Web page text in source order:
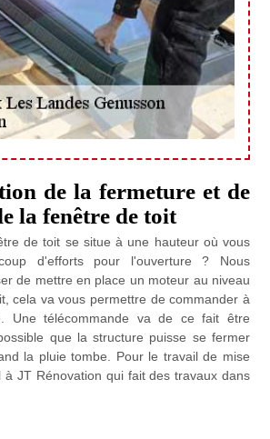
de la fermeture et de
la fenêtre de toit
de toit se situe à une hauteur où vous
d'efforts pour l'ouverture ? Nous
de mettre en place un moteur au niveau
cela va vous permettre de commander à
Une télécommande va de ce fait être
que la structure puisse se fermer
la pluie tombe. Pour le travail de mise
à JT Rénovation qui fait des travaux dans